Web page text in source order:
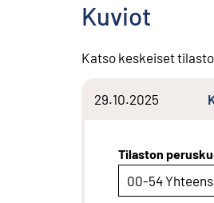
Kuviot
Katso keskeiset
29.10.2025
Tilaston
00-54